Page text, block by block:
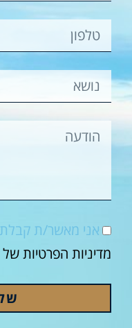
אני מאשר/ת קבלת
מדיניות הפרטיות